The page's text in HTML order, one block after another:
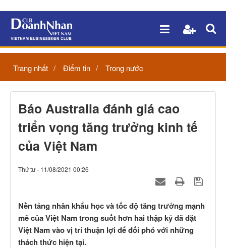
Trang nhất Điểm tin Trong nước
Báo Australia đánh giá cao
triển vọng tăng trưởng kinh tế
của Việt Nam
Thứ tư - 11/08/2021 00:26
Nền tảng nhân khẩu học và tốc độ tăng trưởng mạnh
mẽ của Việt Nam trong suốt hơn hai thập kỷ đã đặt
Việt Nam vào vị trí thuận lợi để đối phó với những
thách thức hiện tại.